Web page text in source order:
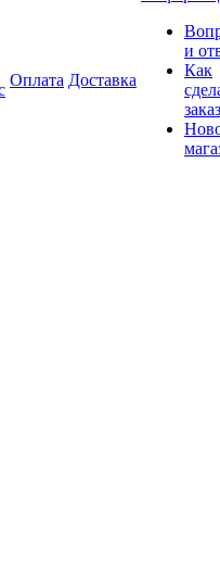
Оплата Доставка
и
Как
заказ